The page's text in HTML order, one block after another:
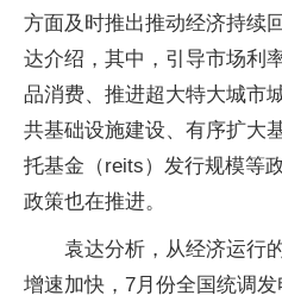
方面及时推出推动经济持续
达介绍，其中，引导市场利
品消费、推进超大特大城市
共基础设施建设、有序扩大
托基金（reits）发行规模等
政策也在推进。
袁达分析，从经济运行
增速加快，7月份全国统调